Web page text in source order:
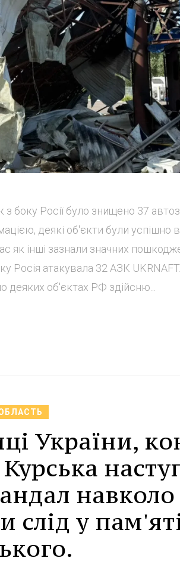
з боку Росії було знищено 37
деякі об'єкти були успішно
як інші зазнали значних
Росія атакувала 32 АЗК
деяких об'єктах РФ здійсню...
України,
навколо
слід у